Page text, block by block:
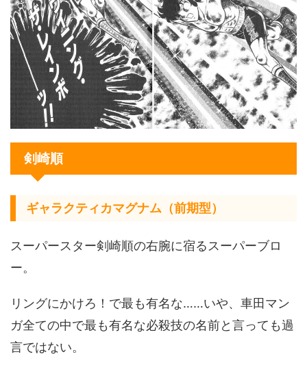
剣崎順
ギャラクティカマグナム（前期型）
スーパースター剣崎順の右腕に宿るスーパーブロ
ー。
リングにかけろ！で最も有名な……いや、車田マン
ガ全ての中で最も有名な必殺技の名前と言っても過
言ではない。